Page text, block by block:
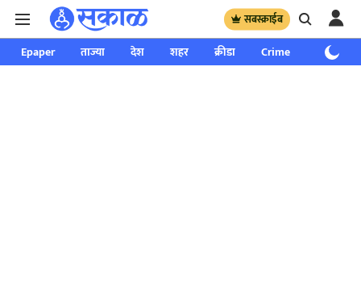
सबस्क्राईब
Epaper ताज्या देश शहर क्रीडा Crime साप्ताहिक